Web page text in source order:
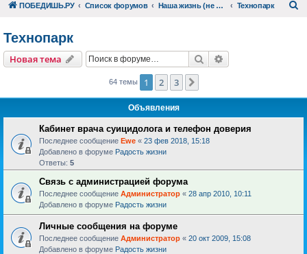
ПОБЕДИШЬ.РУ Список форумов Наша жизнь (не всё же о суициде!) Технопарк
Технопарк
Новая тема Поиск
64 темы 1 2 3
Объявления
Кабинет врача суицидолога и телефон доверия
Последнее сообщение Ewe « 23 фев 2018, 15:18
Добавлено в форуме Радость жизни
Ответы: 5
Связь с администрацией форума
Последнее сообщение Администратор « 28 апр 2010, 10:11
Добавлено в форуме Радость жизни
Личные сообщения на форуме
Последнее сообщение Администратор « 20 окт 2009, 15:08
Добавлено в форуме Радость жизни